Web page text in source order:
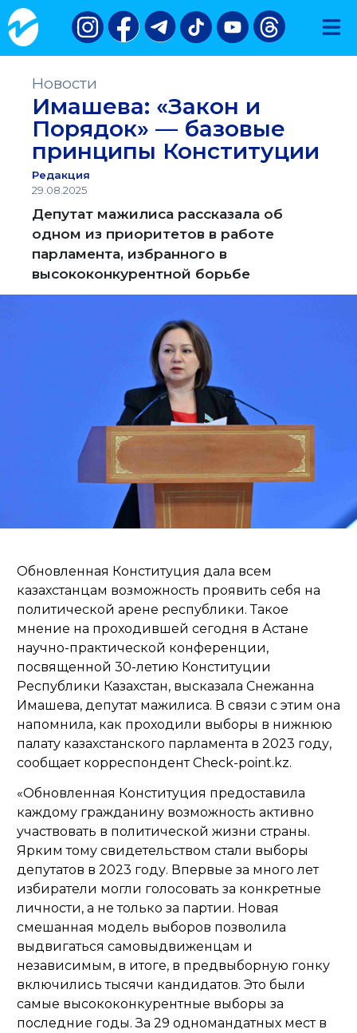
Новости
Имашева: «Закон и
Порядок» — базовые
принципы Конституции
Редакция
29.08.2025
Депутат мажилиса рассказала об
одном из приоритетов в работе
парламента, избранного в
высококонкурентной борьбе
Обновленная Конституция дала всем
казахстанцам возможность проявить себя на
политической арене республики. Такое
мнение на проходившей сегодня в Астане
научно-практической конференции,
посвященной 30-летию Конституции
Республики Казахстан, высказала Снежанна
Имашева, депутат мажилиса. В связи с этим она
напомнила, как проходили выборы в нижнюю
палату казахстанского парламента в 2023 году,
сообщает корреспондент Check-point.kz.
«Обновленная Конституция предоставила
каждому гражданину возможность активно
участвовать в политической жизни страны.
Ярким тому свидетельством стали выборы
депутатов в 2023 году. Впервые за много лет
избиратели могли голосовать за конкретные
личности, а не только за партии. Новая
смешанная модель выборов позволила
выдвигаться самовыдвиженцам и
независимым, в итоге, в предвыборную гонку
включились тысячи кандидатов. Это были
самые высококонкурентные выборы за
последние годы. За 29 одномандатных мест в